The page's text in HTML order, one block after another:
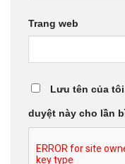
Trang web
Lưu tên của
duyệt này cho lần